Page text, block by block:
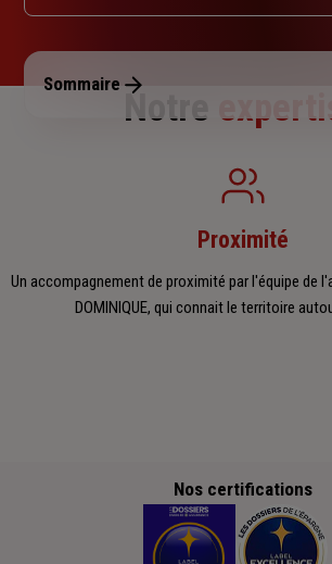
Dimanche : Fermé
Sommaire
Notre
Proximité
Un accompagnement de proximité par l'équipe de
DOMINIQUE, qui connait le territoire
Nos certifications